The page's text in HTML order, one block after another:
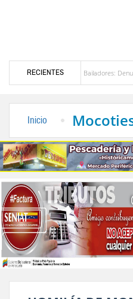
RECIENTES
en Bailadores: Denuncian
Inicio